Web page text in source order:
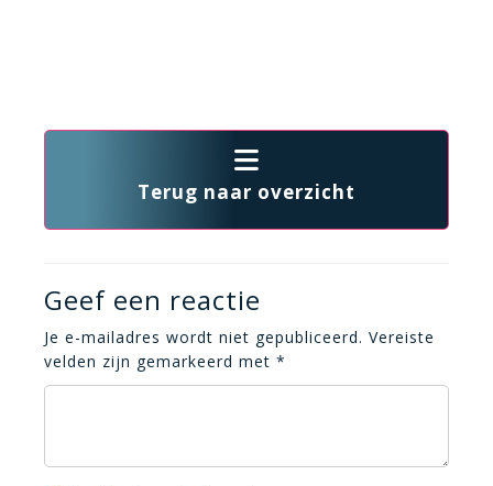
Terug naar overzicht
Geef een reactie
Je e-mailadres wordt niet gepubliceerd. Vereiste
velden zijn gemarkeerd met *